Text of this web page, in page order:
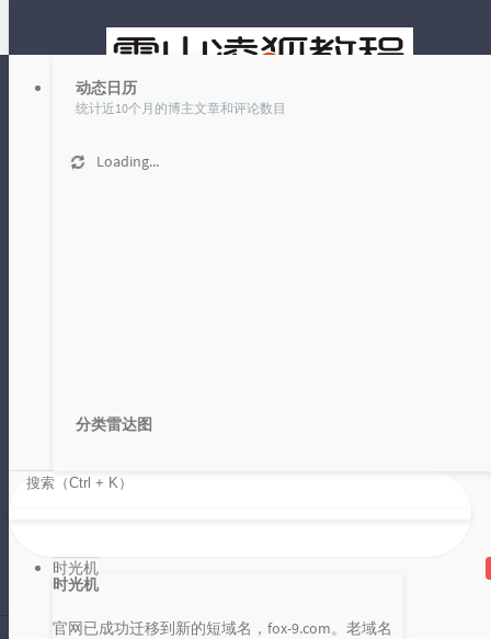
动态日历
统计近10个月的博主文章和评论数目
Loading...
分类雷达图
Loading...
时光机
时光机
官网已成功迁移到新的短域名，fox-9.com。老域名